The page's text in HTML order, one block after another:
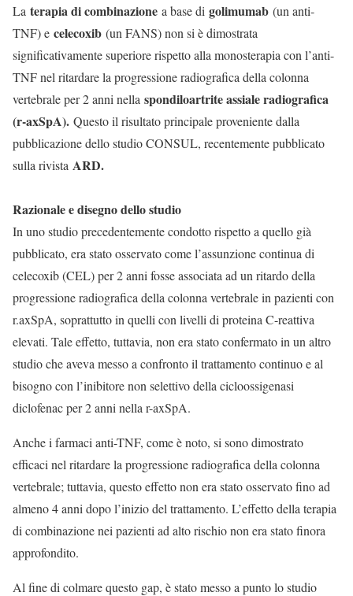
La terapia di combinazione a base di golimumab (un anti-
TNF) e celecoxib (un FANS) non si è dimostrata
significativamente superiore rispetto alla monosterapia con l’anti-
TNF nel ritardare la progressione radiografica della colonna
vertebrale per 2 anni nella spondiloartrite assiale radiografica
(r-axSpA). Questo il risultato principale proveniente dalla
pubblicazione dello studio CONSUL, recentemente pubblicato
sulla rivista ARD.
Razionale e disegno dello studio
In uno studio precedentemente condotto rispetto a quello già
pubblicato, era stato osservato come l’assunzione continua di
celecoxib (CEL) per 2 anni fosse associata ad un ritardo della
progressione radiografica della colonna vertebrale in pazienti con
r.axSpA, soprattutto in quelli con livelli di proteina C-reattiva
elevati. Tale effetto, tuttavia, non era stato confermato in un altro
studio che aveva messo a confronto il trattamento continuo e al
bisogno con l’inibitore non selettivo della cicloossigenasi
diclofenac per 2 anni nella r-axSpA.
Anche i farmaci anti-TNF, come è noto, si sono dimostrato
efficaci nel ritardare la progressione radiografica della colonna
vertebrale; tuttavia, questo effetto non era stato osservato fino ad
almeno 4 anni dopo l’inizio del trattamento. L’effetto della terapia
di combinazione nei pazienti ad alto rischio non era stato finora
approfondito.
Al fine di colmare questo gap, è stato messo a punto lo studio